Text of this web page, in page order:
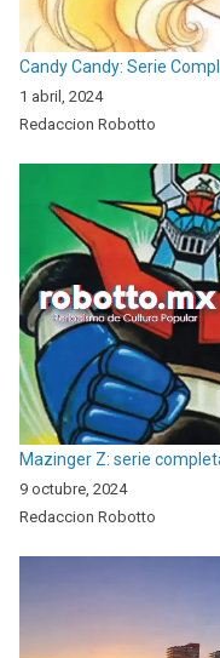
Candy Candy: Serie
1 abril, 2024
Redaccion Robotto
Mazinger Z: serie
9 octubre, 2024
Redaccion Robotto